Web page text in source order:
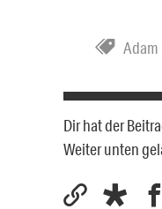
Adam
Dir hat der
Weiter unten